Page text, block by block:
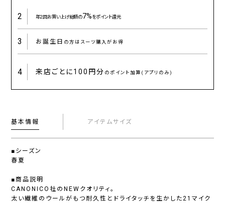
2 年2回お買い上げ総額の7%をポイント還元
3 お誕生日 の方はスーツ購入がお得
4 来店ごとに100円分 のポイント加算(アプリのみ)
基本情報 アイテムサイズ
■シーズン
春夏
■商品説明
CANONICO社のNEWクオリティ。
太い繊維のウールがもつ耐久性とドライタッチを生かした21マイク